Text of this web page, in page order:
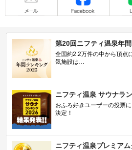
第20回ニフティ温泉年
全国約2.2万件の中から頂点
気施設は…
ニフティ温泉 サウナラ
おふろ好きユーザーの投票
決定！
ニフティ温泉プレミア